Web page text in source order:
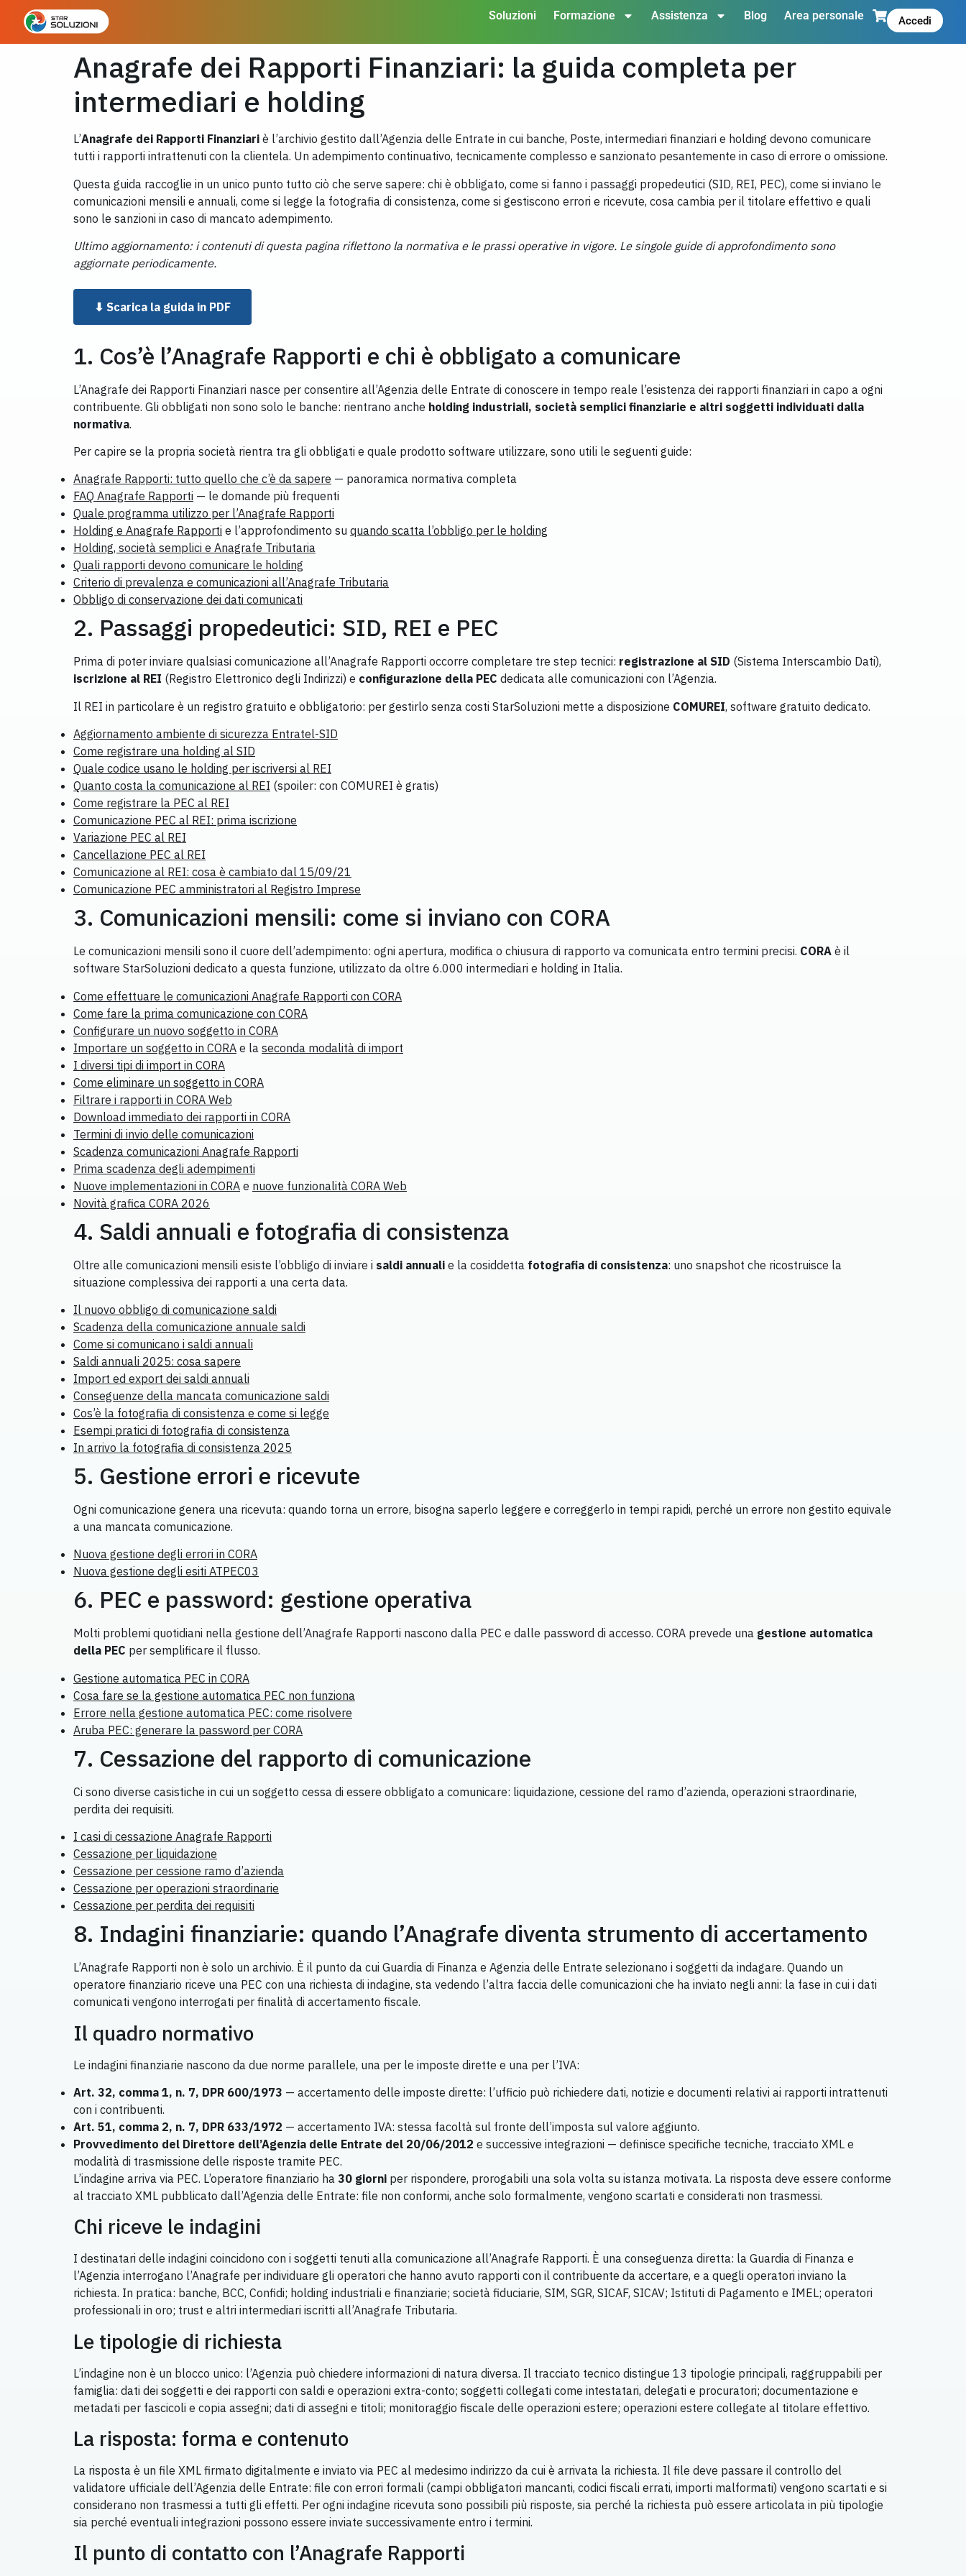
Soluzioni Formazione Assistenza Blog Area personale Accedi
Anagrafe dei Rapporti Finanziari: la guida completa per
intermediari e holding
L’Anagrafe dei Rapporti Finanziari è l’archivio gestito dall’Agenzia delle Entrate in cui banche, Poste, intermediari finanziari e holding devono comunicare
tutti i rapporti intrattenuti con la clientela. Un adempimento continuativo, tecnicamente complesso e sanzionato pesantemente in caso di errore o omissione.
Questa guida raccoglie in un unico punto tutto ciò che serve sapere: chi è obbligato, come si fanno i passaggi propedeutici (SID, REI, PEC), come si inviano le
comunicazioni mensili e annuali, come si legge la fotografia di consistenza, come si gestiscono errori e ricevute, cosa cambia per il titolare effettivo e quali
sono le sanzioni in caso di mancato adempimento.
Ultimo aggiornamento: i contenuti di questa pagina riflettono la normativa e le prassi operative in vigore. Le singole guide di approfondimento sono
aggiornate periodicamente.
⬇ Scarica la guida in PDF
1. Cos’è l’Anagrafe Rapporti e chi è obbligato a comunicare
L’Anagrafe dei Rapporti Finanziari nasce per consentire all’Agenzia delle Entrate di conoscere in tempo reale l’esistenza dei rapporti finanziari in capo a ogni
contribuente. Gli obbligati non sono solo le banche: rientrano anche holding industriali, società semplici finanziarie e altri soggetti individuati dalla
normativa.
Per capire se la propria società rientra tra gli obbligati e quale prodotto software utilizzare, sono utili le seguenti guide:
Anagrafe Rapporti: tutto quello che c’è da sapere — panoramica normativa completa
FAQ Anagrafe Rapporti — le domande più frequenti
Quale programma utilizzo per l’Anagrafe Rapporti
Holding e Anagrafe Rapporti e l’approfondimento su quando scatta l’obbligo per le holding
Holding, società semplici e Anagrafe Tributaria
Quali rapporti devono comunicare le holding
Criterio di prevalenza e comunicazioni all’Anagrafe Tributaria
Obbligo di conservazione dei dati comunicati
2. Passaggi propedeutici: SID, REI e PEC
Prima di poter inviare qualsiasi comunicazione all’Anagrafe Rapporti occorre completare tre step tecnici: registrazione al SID (Sistema Interscambio Dati),
iscrizione al REI (Registro Elettronico degli Indirizzi) e configurazione della PEC dedicata alle comunicazioni con l’Agenzia.
Il REI in particolare è un registro gratuito e obbligatorio: per gestirlo senza costi StarSoluzioni mette a disposizione COMUREI, software gratuito dedicato.
Aggiornamento ambiente di sicurezza Entratel-SID
Come registrare una holding al SID
Quale codice usano le holding per iscriversi al REI
Quanto costa la comunicazione al REI (spoiler: con COMUREI è gratis)
Come registrare la PEC al REI
Comunicazione PEC al REI: prima iscrizione
Variazione PEC al REI
Cancellazione PEC al REI
Comunicazione al REI: cosa è cambiato dal 15/09/21
Comunicazione PEC amministratori al Registro Imprese
3. Comunicazioni mensili: come si inviano con CORA
Le comunicazioni mensili sono il cuore dell’adempimento: ogni apertura, modifica o chiusura di rapporto va comunicata entro termini precisi. CORA è il
software StarSoluzioni dedicato a questa funzione, utilizzato da oltre 6.000 intermediari e holding in Italia.
Come effettuare le comunicazioni Anagrafe Rapporti con CORA
Come fare la prima comunicazione con CORA
Configurare un nuovo soggetto in CORA
Importare un soggetto in CORA e la seconda modalità di import
I diversi tipi di import in CORA
Come eliminare un soggetto in CORA
Filtrare i rapporti in CORA Web
Download immediato dei rapporti in CORA
Termini di invio delle comunicazioni
Scadenza comunicazioni Anagrafe Rapporti
Prima scadenza degli adempimenti
Nuove implementazioni in CORA e nuove funzionalità CORA Web
Novità grafica CORA 2026
4. Saldi annuali e fotografia di consistenza
Oltre alle comunicazioni mensili esiste l’obbligo di inviare i saldi annuali e la cosiddetta fotografia di consistenza: uno snapshot che ricostruisce la
situazione complessiva dei rapporti a una certa data.
Il nuovo obbligo di comunicazione saldi
Scadenza della comunicazione annuale saldi
Come si comunicano i saldi annuali
Saldi annuali 2025: cosa sapere
Import ed export dei saldi annuali
Conseguenze della mancata comunicazione saldi
Cos’è la fotografia di consistenza e come si legge
Esempi pratici di fotografia di consistenza
In arrivo la fotografia di consistenza 2025
5. Gestione errori e ricevute
Ogni comunicazione genera una ricevuta: quando torna un errore, bisogna saperlo leggere e correggerlo in tempi rapidi, perché un errore non gestito equivale
a una mancata comunicazione.
Nuova gestione degli errori in CORA
Nuova gestione degli esiti ATPEC03
6. PEC e password: gestione operativa
Molti problemi quotidiani nella gestione dell’Anagrafe Rapporti nascono dalla PEC e dalle password di accesso. CORA prevede una gestione automatica
della PEC per semplificare il flusso.
Gestione automatica PEC in CORA
Cosa fare se la gestione automatica PEC non funziona
Errore nella gestione automatica PEC: come risolvere
Aruba PEC: generare la password per CORA
7. Cessazione del rapporto di comunicazione
Ci sono diverse casistiche in cui un soggetto cessa di essere obbligato a comunicare: liquidazione, cessione del ramo d’azienda, operazioni straordinarie,
perdita dei requisiti.
I casi di cessazione Anagrafe Rapporti
Cessazione per liquidazione
Cessazione per cessione ramo d’azienda
Cessazione per operazioni straordinarie
Cessazione per perdita dei requisiti
8. Indagini finanziarie: quando l’Anagrafe diventa strumento di accertamento
L’Anagrafe Rapporti non è solo un archivio. È il punto da cui Guardia di Finanza e Agenzia delle Entrate selezionano i soggetti da indagare. Quando un
operatore finanziario riceve una PEC con una richiesta di indagine, sta vedendo l’altra faccia delle comunicazioni che ha inviato negli anni: la fase in cui i dati
comunicati vengono interrogati per finalità di accertamento fiscale.
Il quadro normativo
Le indagini finanziarie nascono da due norme parallele, una per le imposte dirette e una per l’IVA:
Art. 32, comma 1, n. 7, DPR 600/1973 — accertamento delle imposte dirette: l’ufficio può richiedere dati, notizie e documenti relativi ai rapporti intrattenuti
con i contribuenti.
Art. 51, comma 2, n. 7, DPR 633/1972 — accertamento IVA: stessa facoltà sul fronte dell’imposta sul valore aggiunto.
Provvedimento del Direttore dell’Agenzia delle Entrate del 20/06/2012 e successive integrazioni — definisce specifiche tecniche, tracciato XML e
modalità di trasmissione delle risposte tramite PEC.
L’indagine arriva via PEC. L’operatore finanziario ha 30 giorni per rispondere, prorogabili una sola volta su istanza motivata. La risposta deve essere conforme
al tracciato XML pubblicato dall’Agenzia delle Entrate: file non conformi, anche solo formalmente, vengono scartati e considerati non trasmessi.
Chi riceve le indagini
I destinatari delle indagini coincidono con i soggetti tenuti alla comunicazione all’Anagrafe Rapporti. È una conseguenza diretta: la Guardia di Finanza e
l’Agenzia interrogano l’Anagrafe per individuare gli operatori che hanno avuto rapporti con il contribuente da accertare, e a quegli operatori inviano la
richiesta. In pratica: banche, BCC, Confidi; holding industriali e finanziarie; società fiduciarie, SIM, SGR, SICAF, SICAV; Istituti di Pagamento e IMEL; operatori
professionali in oro; trust e altri intermediari iscritti all’Anagrafe Tributaria.
Le tipologie di richiesta
L’indagine non è un blocco unico: l’Agenzia può chiedere informazioni di natura diversa. Il tracciato tecnico distingue 13 tipologie principali, raggruppabili per
famiglia: dati dei soggetti e dei rapporti con saldi e operazioni extra-conto; soggetti collegati come intestatari, delegati e procuratori; documentazione e
metadati per fascicoli e copia assegni; dati di assegni e titoli; monitoraggio fiscale delle operazioni estere; operazioni estere collegate al titolare effettivo.
La risposta: forma e contenuto
La risposta è un file XML firmato digitalmente e inviato via PEC al medesimo indirizzo da cui è arrivata la richiesta. Il file deve passare il controllo del
validatore ufficiale dell’Agenzia delle Entrate: file con errori formali (campi obbligatori mancanti, codici fiscali errati, importi malformati) vengono scartati e si
considerano non trasmessi a tutti gli effetti. Per ogni indagine ricevuta sono possibili più risposte, sia perché la richiesta può essere articolata in più tipologie
sia perché eventuali integrazioni possono essere inviate successivamente entro i termini.
Il punto di contatto con l’Anagrafe Rapporti